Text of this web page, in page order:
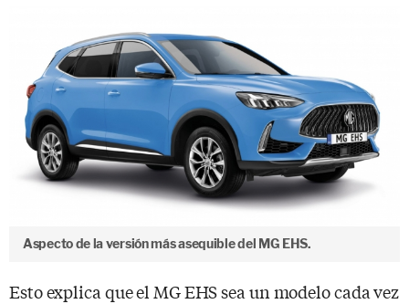
Aspecto de la versión más asequible del MG EHS.
Esto explica que el MG EHS sea un modelo cada vez